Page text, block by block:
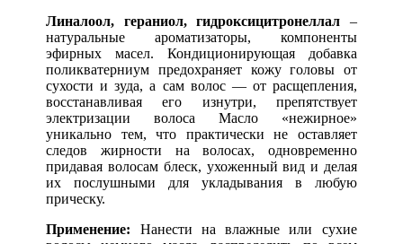
Линалоол, гераниол, гидроксицитронеллал –
натуральные ароматизаторы, компоненты
эфирных масел. Кондиционирующая добавка
поликватерниум предохраняет кожу головы от
сухости и зуда, а сам волос — от расщепления,
восстанавливая его изнутри, препятствует
электризации волоса Масло «нежирное»
уникально тем, что практически не оставляет
следов жирности на волосах, одновременно
придавая волосам блеск, ухоженный вид и делая
их послушными для укладывания в любую
прическу.
Применение: Нанести на влажные или сухие